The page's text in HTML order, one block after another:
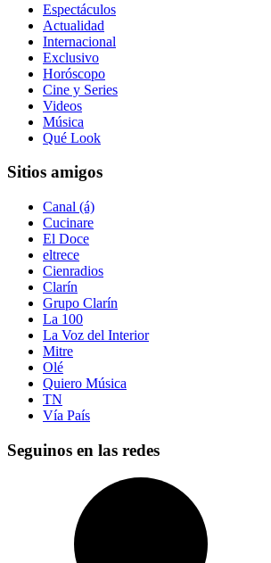
Espectáculos
Actualidad
Internacional
Exclusivo
Horóscopo
Cine y Series
Videos
Música
Qué Look
Sitios amigos
Canal (á)
Cucinare
El Doce
eltrece
Cienradios
Clarín
Grupo Clarín
La 100
La Voz del Interior
Mitre
Olé
Quiero Música
TN
Vía País
Seguinos en las redes